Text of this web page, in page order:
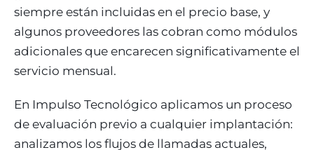
siempre están incluidas en el precio base, y
algunos proveedores las cobran como módulos
adicionales que encarecen significativamente el
servicio mensual.
En Impulso Tecnológico aplicamos un proceso
de evaluación previo a cualquier implantación:
analizamos los flujos de llamadas actuales,